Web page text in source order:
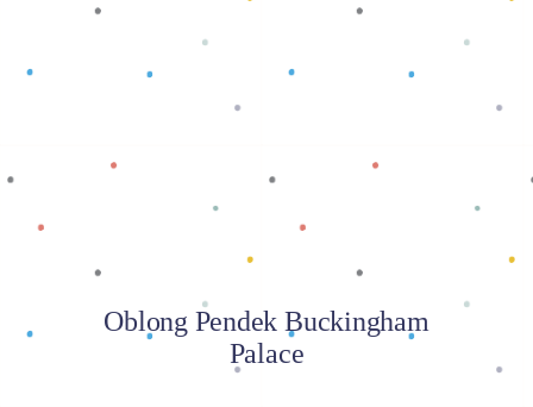
Baca selengkapnya
Oblong Pendek Buckingham
Palace